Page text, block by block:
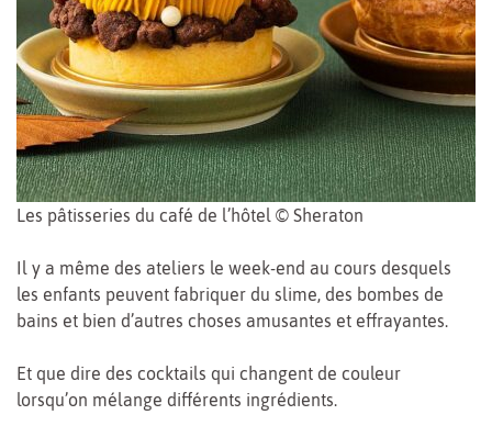
Les pâtisseries du café de l’hôtel © Sheraton
Il y a même des ateliers le week-end au cours desquels
les enfants peuvent fabriquer du slime, des bombes de
bains et bien d’autres choses amusantes et effrayantes.
Et que dire des cocktails qui changent de couleur
lorsqu’on mélange différents ingrédients.